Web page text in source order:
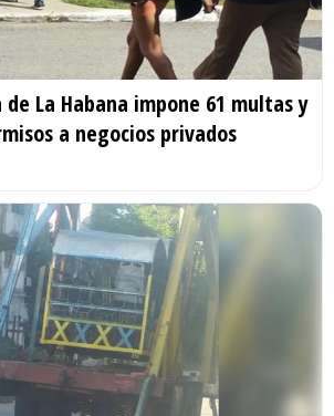
de La Habana impone 61 multas y
a negocios privados